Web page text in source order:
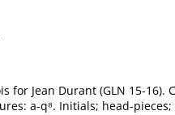
for Jean Durant (GLN 15-
a-q⁸. Initials; head-